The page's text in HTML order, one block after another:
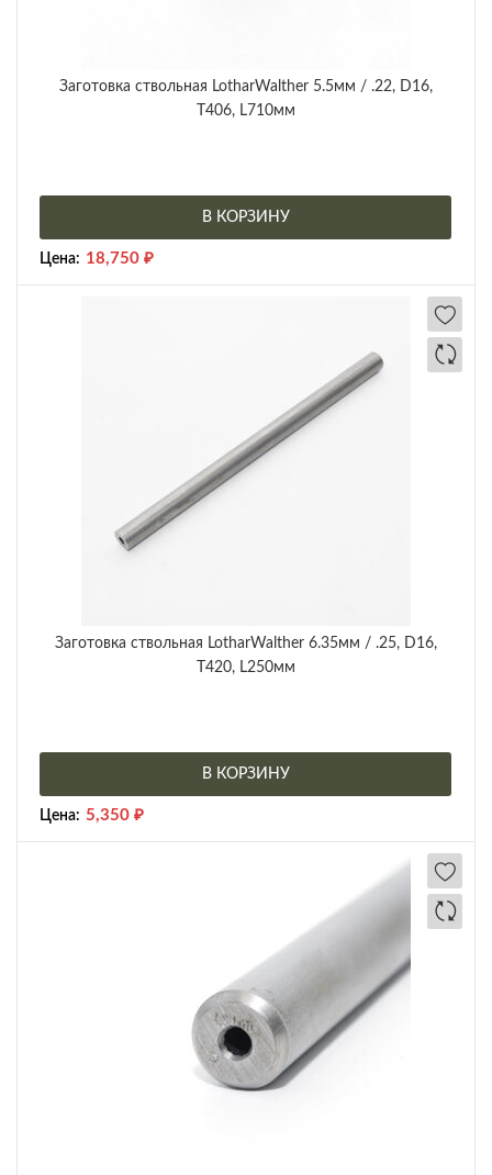
Заготовка ствольная LotharWalther 5.5мм / .22, D16,
Т406, L710мм
В КОРЗИНУ
Цена: 18,750 ₽
Заготовка ствольная LotharWalther 6.35мм / .25, D16,
Т420, L250мм
В КОРЗИНУ
Цена: 5,350 ₽